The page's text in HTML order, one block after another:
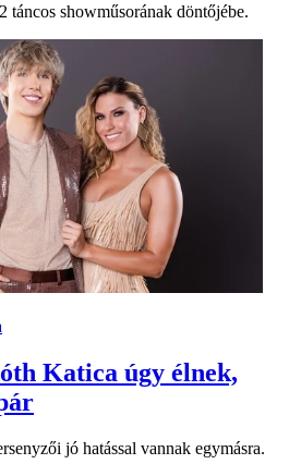
táncos showműsorának döntőjébe.
Katica úgy élnek,
jó hatással vannak egymásra.